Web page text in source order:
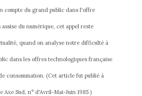
compte du grand public dans l'offre
assise du numérique, cet appel reste
quand on analyse notre difficulté à
dans les offres technologiques française
consommation. (Cet article fut publié à
Axe Sud, n° d'Avril-Mai-Juin 1985 )